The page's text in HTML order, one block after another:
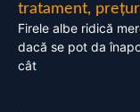
tratament,
Firele albe ridică
dacă se pot da
cât